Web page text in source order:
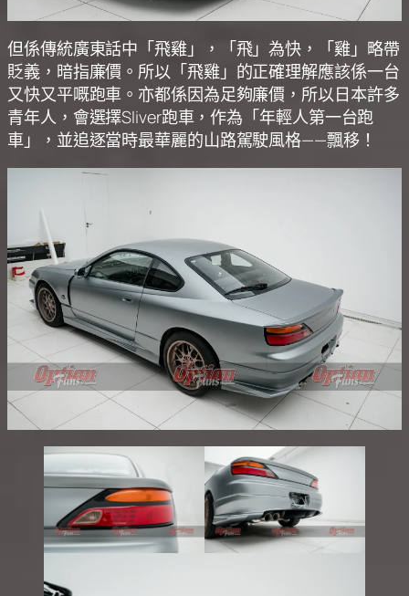
但係傳統廣東話中「飛雞」，「飛」為快，「雞」略帶
貶義，暗指廉價。所以「飛雞」的正確理解應該係一台
又快又平嘅跑車。亦都係因為足夠廉價，所以日本許多
青年人，會選擇Sliver跑車，作為「年輕人第一台跑
車」，並追逐當時最華麗的山路駕駛風格——飄移！